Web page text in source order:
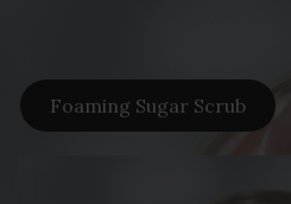
Foaming Sugar Scrub